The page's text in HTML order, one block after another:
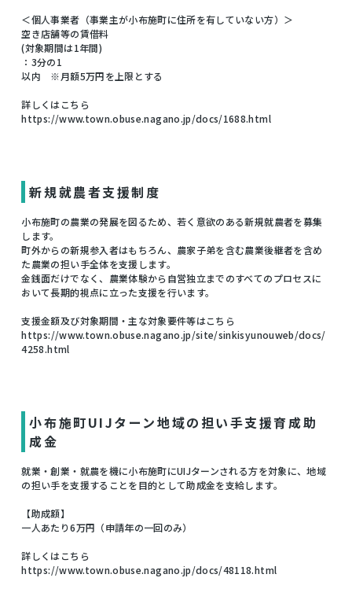
＜個人事業者（事業主が小布施町に住所を有していない方）＞
空き店舗等の賃借料
(対象期間は1年間)
：3分の1
以内 ※月額5万円を上限とする
詳しくはこちら
https://www.town.obuse.nagano.jp/docs/1688.html
新規就農者支援制度
小布施町の農業の発展を図るため、若く意欲のある新規就農者を募集
します。
町外からの新規参入者はもちろん、農家子弟を含む農業後継者を含め
た農業の担い手全体を支援します。
金銭面だけでなく、農業体験から自営独立までのすべてのプロセスに
おいて長期的視点に立った支援を行います。
支援金額及び対象期間・主な対象要件等はこちら
https://www.town.obuse.nagano.jp/site/sinkisyunouweb/docs/
4258.html
小布施町UIJターン地域の担い手支援育成助
成金
就業・創業・就農を機に小布施町にUIJターンされる方を対象に、地域
の担い手を支援することを目的として助成金を支給します。
【助成額】
一人あたり6万円（申請年の一回のみ）
詳しくはこちら
https://www.town.obuse.nagano.jp/docs/48118.html